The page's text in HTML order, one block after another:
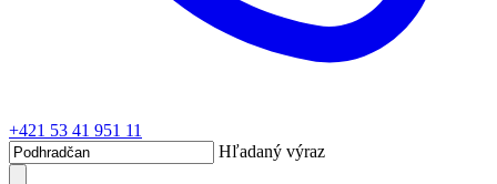
+421 53 41 951 11
Hľadaný výraz